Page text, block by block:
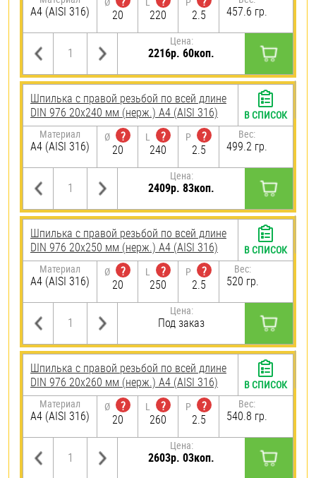
A4 (AISI 316)
20
220
2.5
457.6 гр.
Цена:
2216р. 60коп.
Шпилька с правой резьбой по всей длине
DIN 976 20х240 мм (нерж.) A4 (AISI 316)
Материал
A4 (AISI 316)
Ø
?
20
L
?
240
P
?
2.5
Вес:
499.2 гр.
Цена:
2409р. 83коп.
В СПИСОК
Шпилька с правой резьбой по всей длине
DIN 976 20х250 мм (нерж.) A4 (AISI 316)
Материал
A4 (AISI 316)
Ø
?
20
L
?
250
P
?
2.5
Вес:
520 гр.
Цена:
Под заказ
В СПИСОК
Шпилька с правой резьбой по всей длине
DIN 976 20х260 мм (нерж.) A4 (AISI 316)
Материал
A4 (AISI 316)
Ø
?
20
L
?
260
P
?
2.5
Вес:
540.8 гр.
Цена:
2603р. 03коп.
В СПИСОК